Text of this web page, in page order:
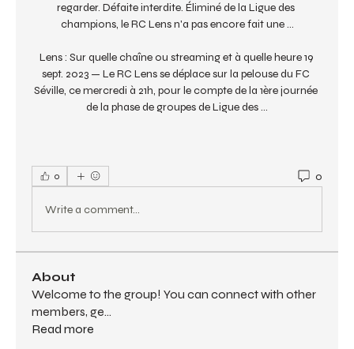
regarder. Défaite interdite. Éliminé de la Ligue des
champions, le RC Lens n'a pas encore fait une ...
Lens : Sur quelle chaîne ou streaming et à quelle heure 19
sept. 2023 — Le RC Lens se déplace sur la pelouse du FC
Séville, ce mercredi à 21h, pour le compte de la 1ère journée
de la phase de groupes de Ligue des ...
0 0
Write a comment...
About
Welcome to the group! You can connect with other
members, ge...
Read more